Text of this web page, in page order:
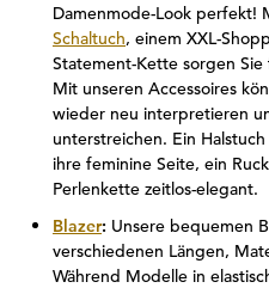
Damenmode-Look perfekt!
Schaltuch, einem XXL-
Statement-Kette sorgen
Mit unseren Accessoires
wieder neu interpretieren
unterstreichen. Ein
ihre feminine Seite, ein
Perlenkette zeitlos-elegant.
Blazer: Unsere bequemen
verschiedenen Längen,
Während Modelle in